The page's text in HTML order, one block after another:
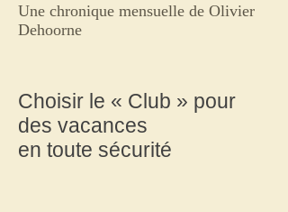
Une chronique mensuelle de Olivier
Dehoorne
Choisir le « Club » pour
des vacances
en toute sécurité